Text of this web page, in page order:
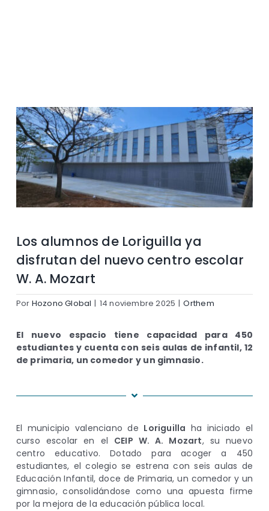
Los alumnos de Loriguilla ya
disfrutan del nuevo centro escolar
W. A. Mozart
Por Hozono Global | 14 noviembre 2025 | Orthem
El nuevo espacio tiene capacidad para 450
estudiantes y cuenta con seis aulas de infantil, 12
de primaria, un comedor y un gimnasio.
El municipio valenciano de Loriguilla ha iniciado el
curso escolar en el CEIP W. A. Mozart, su nuevo
centro educativo. Dotado para acoger a 450
estudiantes, el colegio se estrena con seis aulas de
Educación Infantil, doce de Primaria, un comedor y un
gimnasio, consolidándose como una apuesta firme
por la mejora de la educación pública local.